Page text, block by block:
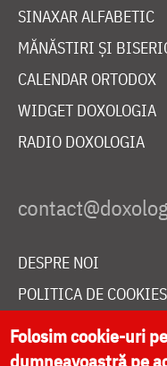
SINAXAR ALFABETIC
MĂNĂSTIRI ȘI
CALENDAR ORTODOX
WIDGET DOXOLOGIA
RADIO DOXOLOGIA
DESPRE NOI
POLITICA DE COOKIES
DONEAZĂ ONLINE
Folosim cookie-uri
dumneavoastră pe